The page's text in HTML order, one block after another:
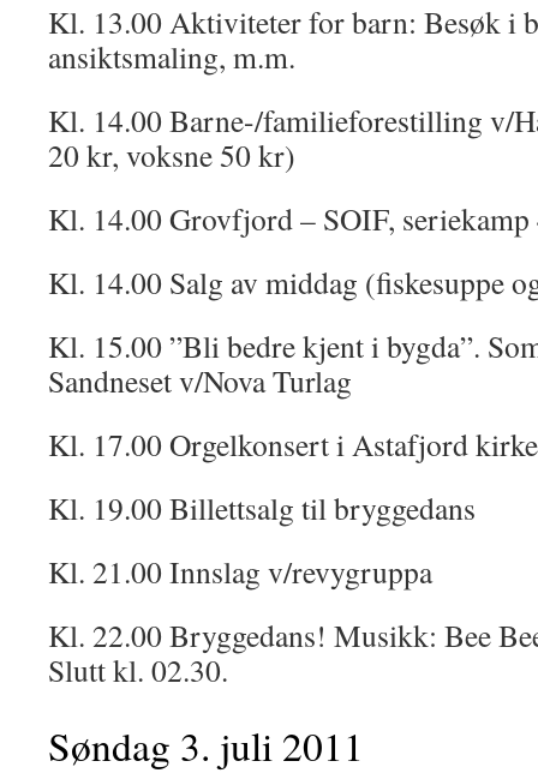
Kl. 13.00 Aktiviteter for barn: Besøk i
ansiktsmaling, m.m.
Kl. 14.00 Barne-/familieforestilling v/
20 kr, voksne 50 kr)
Kl. 14.00 Grovfjord – SOIF,
Kl. 14.00 Salg av middag (fiskesuppe
Kl. 15.00 ”Bli bedre kjent i bygda”.
Sandneset v/Nova Turlag
Kl. 17.00 Orgelkonsert i Astafjord
Kl. 19.00 Billettsalg til bryggedans
Kl. 21.00 Innslag v/revygruppa
Kl. 22.00 Bryggedans! Musikk: Bee
Slutt kl. 02.30.
Søndag 3. juli 2011